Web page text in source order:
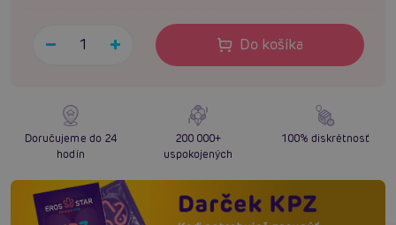
Do košíka
Doručujeme do 24
hodín
200 000+
uspokojených
100% diskrétnosť